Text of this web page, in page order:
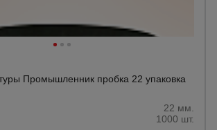
Промышленник пробка 22 упаковка
22 мм.
1000 шт.